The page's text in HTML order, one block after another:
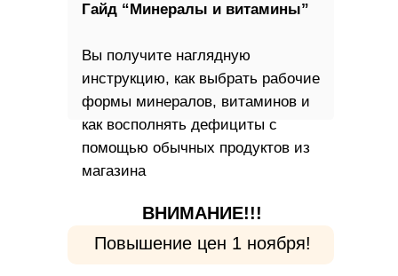
Повышение цен 1 ноября!
Гайд “Минералы и витамины”
Вы получите наглядную
инструкцию, как выбрать рабочие
формы минералов, витаминов и
как восполнять дефициты с
помощью обычных продуктов из
магазина
ВНИМАНИЕ!!!